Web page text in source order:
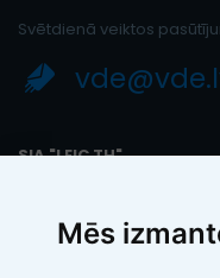
Mēs
Svētdienā veiktos
SIA "LEIC TH"
Juridiskā adrese: Rāmuļu
Banka: Paysera LT, UAB